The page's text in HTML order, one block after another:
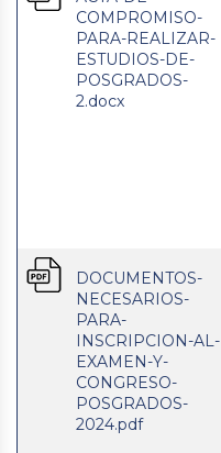
COMPROMISO-
PARA-REALIZAR-
ESTUDIOS-DE-
POSGRADOS-
2.docx
DOCUMENTOS-
NECESARIOS-
PARA-
INSCRIPCION-AL-
EXAMEN-Y-
CONGRESO-
POSGRADOS-
2024.pdf